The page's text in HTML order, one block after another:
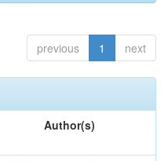
previous 1 next
Author(s)